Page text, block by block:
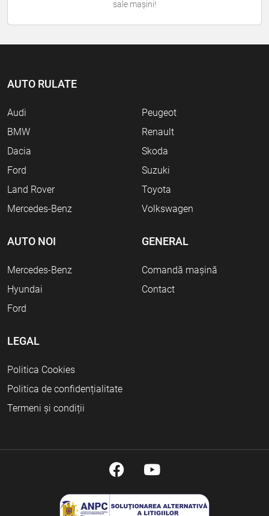
sale mașini!
AUTO RULATE
Audi
BMW
Dacia
Ford
Land Rover
Mercedes-Benz
Peugeot
Renault
Skoda
Suzuki
Toyota
Volkswagen
AUTO NOI
Mercedes-Benz
Hyundai
Ford
GENERAL
Comandă mașină
Contact
LEGAL
Politica Cookies
Politica de confidențialitate
Termeni și condiții